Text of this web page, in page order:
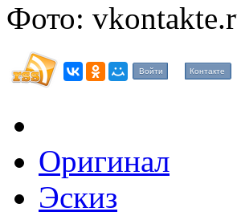
Фото:
Войти Контакте
Оригинал
Эскиз